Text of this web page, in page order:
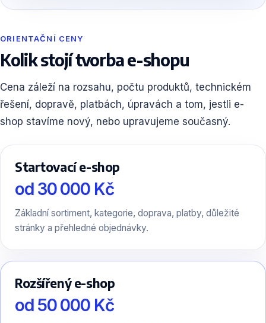
ORIENTAČNÍ CENY
Kolik stojí tvorba e-shopu
Cena záleží na rozsahu, počtu produktů, technickém
řešení, dopravě, platbách, úpravách a tom, jestli e-
shop stavíme nový, nebo upravujeme současný.
Startovací e-shop
od 30 000 Kč
Základní sortiment, kategorie, doprava, platby, důležité
stránky a přehledné objednávky.
Rozšířený e-shop
od 50 000 Kč